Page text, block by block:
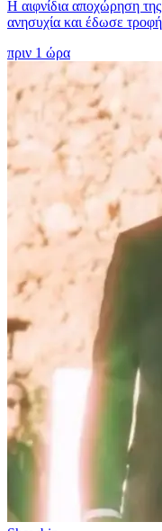
Η αιφνίδια αποχώρηση
ανησυχία και έδωσε
πριν 1 ώρα